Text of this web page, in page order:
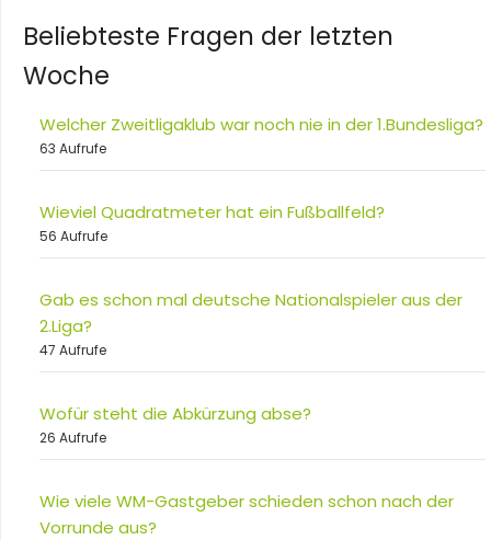
Beliebteste Fragen der letzten
Woche
Welcher Zweitligaklub war noch nie in der 1.Bundesliga?
63 Aufrufe
Wieviel Quadratmeter hat ein Fußballfeld?
56 Aufrufe
Gab es schon mal deutsche Nationalspieler aus der
2.Liga?
47 Aufrufe
Wofür steht die Abkürzung abse?
26 Aufrufe
Wie viele WM-Gastgeber schieden schon nach der
Vorrunde aus?